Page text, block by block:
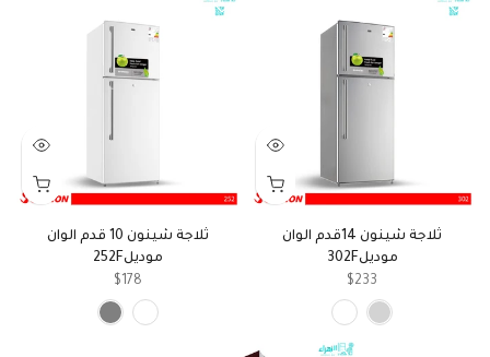
ثلاجة شينون 14قدم الوان
موديل302F
$233
ثلاجة شينون 10 قدم الوان
موديل252F
$178